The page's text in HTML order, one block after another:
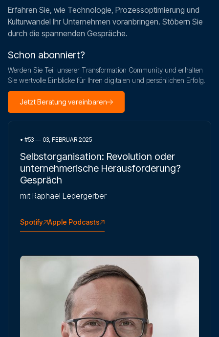
Erfahren Sie, wie Technologie, Prozessoptimierung und
Kulturwandel Ihr Unternehmen voranbringen. Stöbern Sie
durch die spannenden Gespräche.
Schon abonniert?
Werden Sie Teil unserer Transformation Community und erhalten
Sie wertvolle Einblicke für Ihren digitalen und persönlichen Erfolg.
Jetzt Beratung vereinbaren
• #53 — 03, FEBRUAR 2025
Selbstorganisation: Revolution oder
unternehmerische Herausforderung?
Gespräch
mit Raphael Ledergerber
Spotify Apple Podcasts